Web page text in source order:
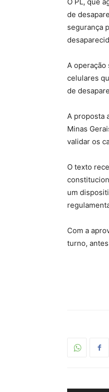
de
segurança
A
celulares
de
A proposta
Minas
validar os
O texto
um
Com a
turno,